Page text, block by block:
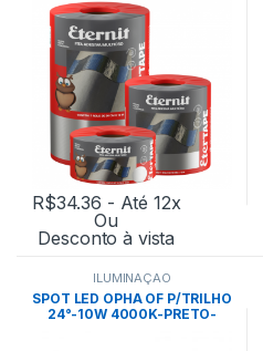
R$34.36 - Até 12x
Ou
Desconto à vista
ILUMINAÇÃO
SPOT LED OPHA OF P/TRILHO
24°-10W 4000K-PRETO-